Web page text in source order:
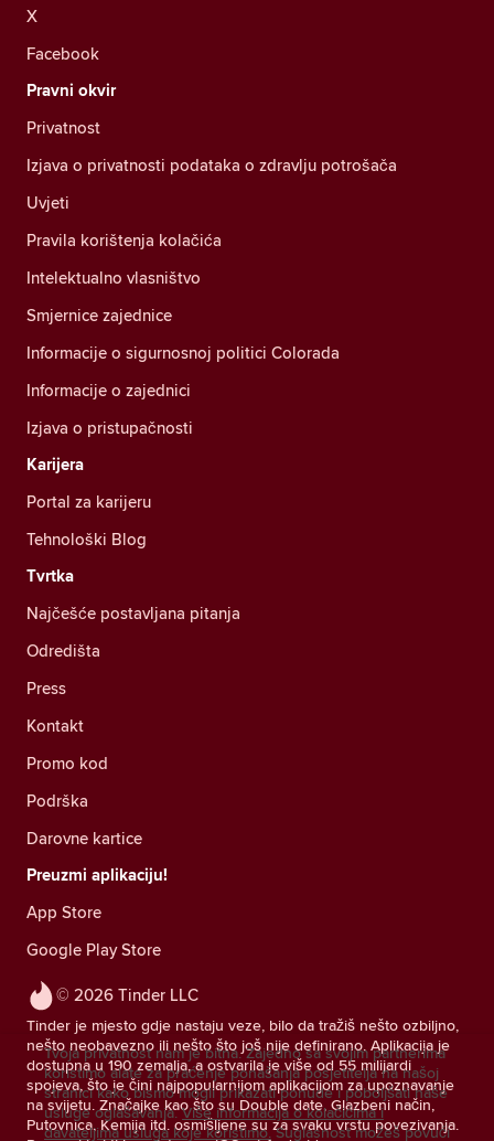
© 2026 Tinder LLC
Tinder je mjesto gdje nastaju veze, bilo da tražiš nešto ozbiljno,
nešto neobavezno ili nešto što još nije definirano. Aplikacija je
dostupna u 190 zemalja, a ostvarila je više od 55 milijardi
spojeva, što je čini najpopularnijom aplikacijom za upoznavanje
na svijetu. Značajke kao što su Double date, Glazbeni način,
Putovnica, Kemija itd. osmišljene su za svaku vrstu povezivanja.
X
Facebook
Pravni okvir
Privatnost
Izjava o privatnosti podataka o zdravlju potrošača
Uvjeti
Pravila korištenja kolačića
Intelektualno vlasništvo
Smjernice zajednice
Informacije o sigurnosnoj politici Colorada
Informacije o zajednici
Izjava o pristupačnosti
Karijera
Portal za karijeru
Tehnološki Blog
Tvrtka
Najčešće postavljana pitanja
Odredišta
Press
Kontakt
Promo kod
Podrška
Darovne kartice
Preuzmi aplikaciju!
App Store
Google Play Store
Tvoja privatnost nam je bitna. Zajedno sa svojim partnerima
koristimo alate za praćenje ponašanja posjetitelja na našoj
stranici kako bismo mogli prikazati ponude i poboljšati naše
usluge oglašavanja. Više informacija o kolačićima i
davateljima usluga koje koristimo. Suglasnost možeš povući